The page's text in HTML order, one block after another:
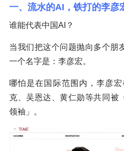
一、流水的AI，铁打的李彦
谁能代表中国AI？
当我们把这个问题抛向多个朋
一个名字是：李彦宏。
哪怕是在国际范围内，李彦
克、吴恩达、黄仁勋等共同被
领袖」。